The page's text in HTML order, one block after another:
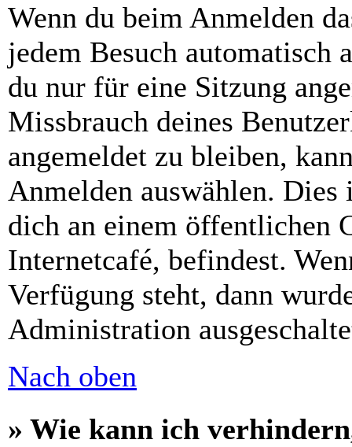
Wenn du beim Anmelden
jedem Besuch automatisch
du nur für eine Sitzung
Missbrauch deines
angemeldet zu bleiben,
Anmelden auswählen.
dich an einem öffentlichen
Internetcafé, befindest.
Verfügung steht, dann
Administration
Nach oben
» Wie kann ich